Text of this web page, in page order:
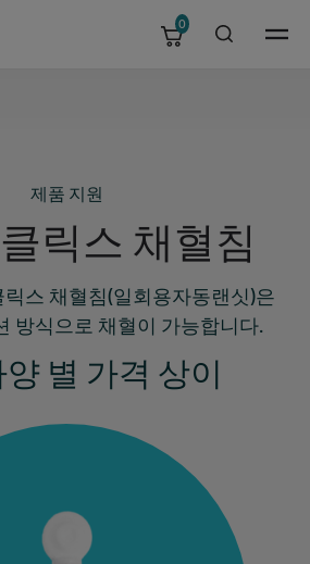
Menu
0
제품 지원
릭스 채혈침
스 채혈침(일회용자동랜싯)은
방식으로 채혈이 가능합니다.
별 가격 상이